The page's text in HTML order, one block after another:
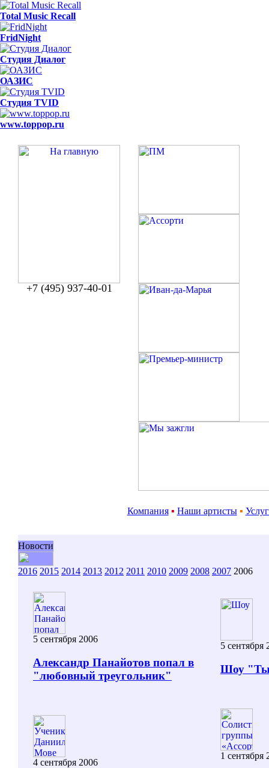
Total Music Recall
FridNight
Студия Диалог
ОАЗИС
Студия TVID
www.toppop.ru
+7 (495) 937-40-01
Компания ▪ Наши артисты ▪
Новости
2016 2015 2014 2013 2012 2011 2010 2009 2008 2007 2006
5 сентября 2006
Александр Панайотов попал в
"любовный треугольник"
5 сентября
Шоу "Ты
4 сентября 2006
1 сентября